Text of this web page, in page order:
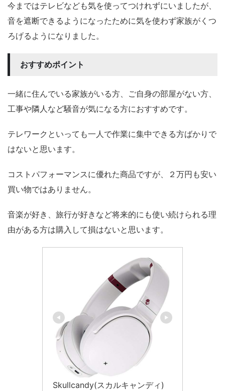
今まではテレビなども気を使ってつけれずにいましたが、
音を遮断できるようになったために気を使わず家族がくつ
ろげるようになりました。
おすすめポイント
一緒に住んでいる家族がいる方、ご自身の部屋がない方、
工事や隣人など騒音が気になる方におすすめです。
テレワークといっても一人で作業に集中できる方ばかりで
はないと思います。
コストパフォーマンスに優れた商品ですが、２万円も安い
買い物ではありません。
音楽が好き、旅行が好きなど将来的にも使い続けられる理
由がある方は購入して損はないと思います。
Skullcandy(スカルキャンディ)